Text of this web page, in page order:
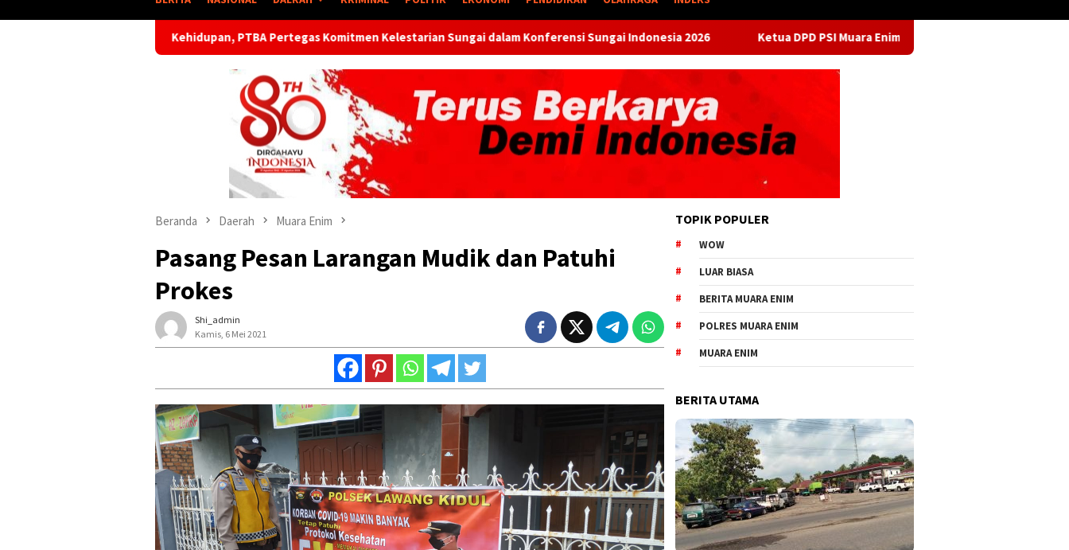
Kehidupan, PTBA Pertegas Komitmen Kelestarian Sungai dalam Konferensi Sungai Indonesia 2026 Ketua DPD PSI Muara Enim Ajak Masyarakat Meriahkan Rakorda, Jokowi Dijadwalkan
Beranda Daerah Muara Enim
Pasang Pesan Larangan Mudik dan Patuhi
Prokes
Shi_admin
Kamis, 6 Mei 2021
TOPIK POPULER
WOW
LUAR BIASA
BERITA MUARA ENIM
POLRES MUARA ENIM
MUARA ENIM
BERITA UTAMA